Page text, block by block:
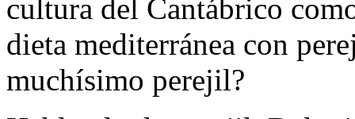
cultura del Cantábrico
dieta mediterránea con
muchísimo perejil?